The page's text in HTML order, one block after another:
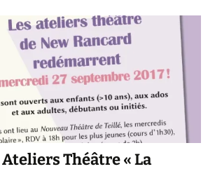
Théâtre « La